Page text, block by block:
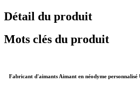
Détail du produit
Mots clés du produit
Fabricant d'aimants Aimant en néodyme personnalisé